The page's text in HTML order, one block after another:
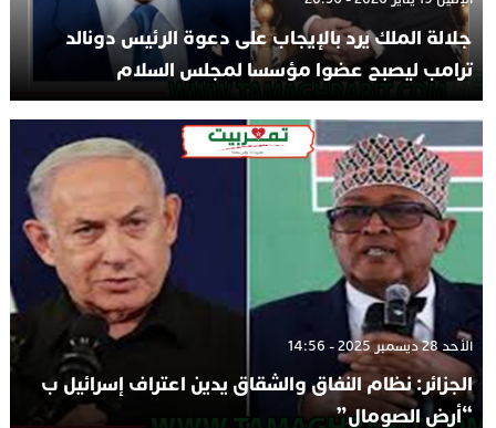
جلالة الملك يرد بالإيجاب على دعوة الرئيس دونالد
ترامب ليصبح عضوا مؤسسا لمجلس السلام
الأحد 28 ديسمبر 2025 - 14:56
الجزائر: نظام النفاق والشقاق يدين اعتراف إسرائيل ب
“أرض الصومال”